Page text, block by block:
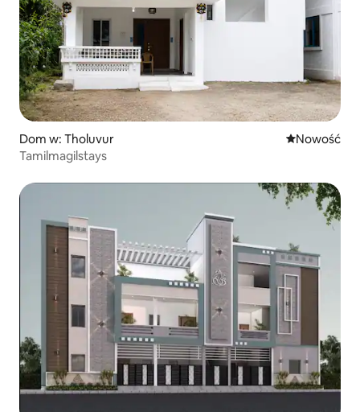
Dom w: Tholuvur Nowe
Nowość
Tamilmagilstays